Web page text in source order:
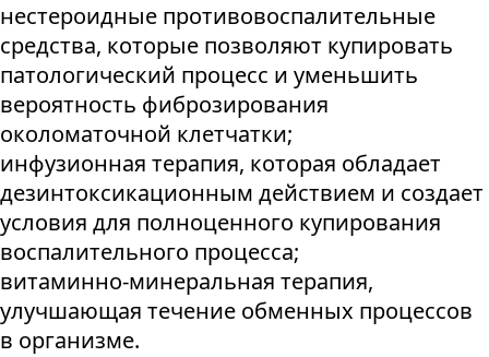
нестероидные противовоспалительные
средства, которые позволяют купировать
патологический процесс и уменьшить
вероятность фиброзирования
околоматочной клетчатки;
инфузионная терапия, которая обладает
дезинтоксикационным действием и создает
условия для полноценного купирования
воспалительного процесса;
витаминно-минеральная терапия,
улучшающая течение обменных процессов
в организме.